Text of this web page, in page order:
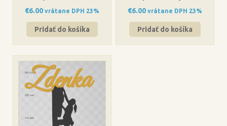
€6.00 vrátane DPH 23%
Pridať do košíka
€6.00 vrátane DPH 23%
Pridať do košíka